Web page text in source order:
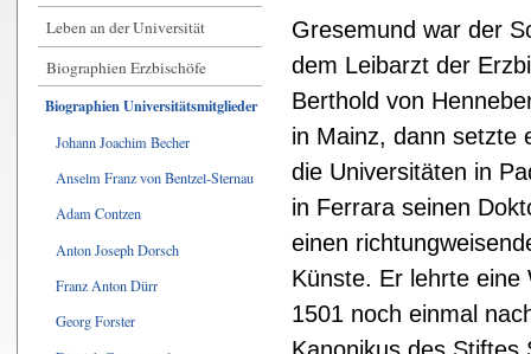
Leben an der Universität
Biographien Erzbischöfe
Biographien Universitätsmitglieder
Johann Joachim Becher
Anselm Franz von Bentzel-Sternau
Adam Contzen
Anton Joseph Dorsch
Franz Anton Dürr
Georg Forster
Gresemund war der
dem Leibarzt der
Berthold von
in Mainz, dann setzte
die Universitäten in
in Ferrara seinen
einen
Künste. Er lehrte eine
1501 noch einmal